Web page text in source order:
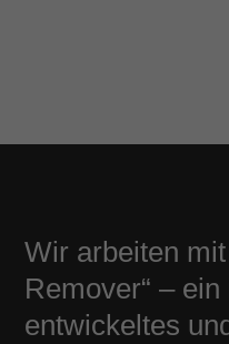
Wir arbeiten
Remover“ –
entwickeltes